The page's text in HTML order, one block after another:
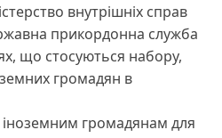
внутрішніх справ
прикордонна служба
що стосуються набору,
громадян в
громадянам для